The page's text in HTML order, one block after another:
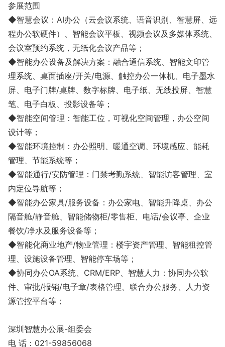
参展范围
◆智慧会议：AI办公（云会议系统、语音识别、智慧屏、远
程办公软硬件）、智能会议平板、视频会议及多媒体系统、
会议室预约系统，无纸化会议产品等；
◆智能办公设备及解决方案：融合通信系统、智能文印管
理系统、桌面插座/开关/电源、触控办公一体机、电子墨水
屏、电子门牌/桌牌、数字标牌、电子纸、无线投屏、智慧
笔、电子白板、投影设备等；
◆智能空间管理：智能工位，可视化空间管理，办公空间
设计等；
◆智能环境控制：办公照明、暖通空调、环境感应、能耗
管理、节能系统等；
◆智能通行/安防管理：门禁考勤系统、智能访客管理、室
内定位导航等；
◆智能办公家具/服务设备：办公家电、智能升降桌、办公
隔音舱/静音舱、智能储物柜/零售柜、电话/会议亭、企业
餐饮/净水及服务设备等；
◆智能化商业地产/物业管理：楼宇资产管理、智能租控管
理、设施设备管理、智能停车场等；
◆协同办公OA系统、CRM/ERP、智慧人力：协同办公软
件、审批/报销/电子章/表格管理、联合办公服务、人力资
源管控平台等；
深圳智慧办公展-组委会
电 话：021-59856068